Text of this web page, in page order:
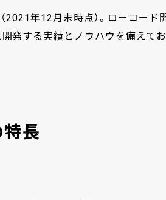
年12月末時点）。ローコード
発する実績とノウハウを備えてお
長